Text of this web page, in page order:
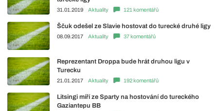
31.01.2019 Aktuality 121 komentářů
Ščuk odešel ze Slavie hostovat do turecké druhé ligy
08.09.2017 Aktuality 37 komentářů
Reprezentant Droppa bude hrát druhou ligu v
Turecku
21.01.2017 Aktuality 192 komentářů
Litsingi míří ze Sparty na hostování do tureckého
Gaziantepu BB